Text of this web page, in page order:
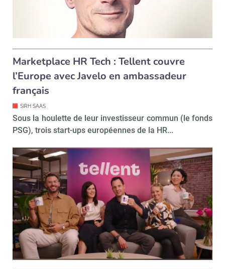
Marketplace HR Tech : Tellent couvre
l’Europe avec Javelo en ambassadeur
français
SIRH SAAS
Sous la houlette de leur investisseur commun (le fonds
PSG), trois start-ups européennes de la HR...